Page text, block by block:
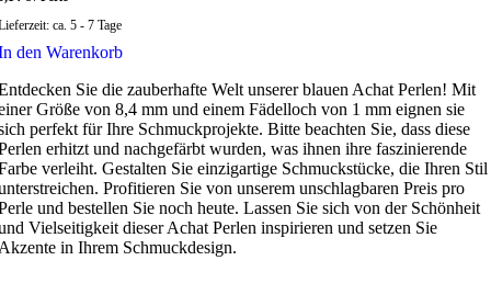
ca. 5 - 7 Tage
den Warenkorb
Sie die zauberhafte Welt unserer blauen Achat Perlen! Mit
Größe von 8,4 mm und einem Fädelloch von 1 mm eignen sie
perfekt für Ihre Schmuckprojekte. Bitte beachten Sie, dass diese
erhitzt und nachgefärbt wurden, was ihnen ihre faszinierende
verleiht. Gestalten Sie einzigartige Schmuckstücke, die Ihren Stil
Profitieren Sie von unserem unschlagbaren Preis pro
und bestellen Sie noch heute. Lassen Sie sich von der Schönheit
Vielseitigkeit dieser Achat Perlen inspirieren und setzen Sie
in Ihrem Schmuckdesign.